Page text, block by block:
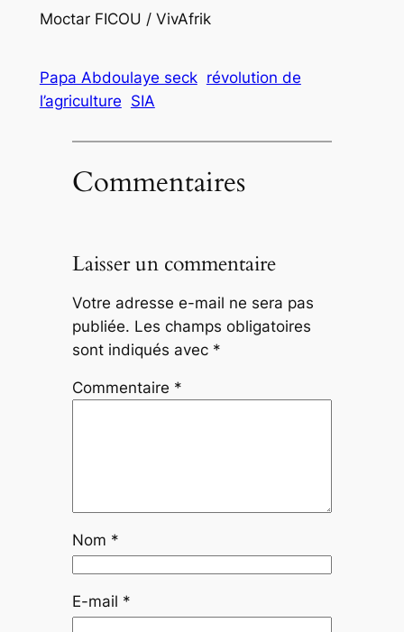
Moctar FICOU / VivAfrik
Papa Abdoulaye seck révolution de
l’agriculture SIA
Commentaires
Laisser un commentaire
Votre adresse e-mail ne sera pas
publiée. Les champs obligatoires
sont indiqués avec *
Commentaire *
Nom *
E-mail *